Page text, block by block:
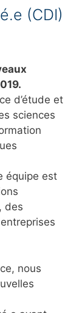
(CDI)
d’étude et
sciences
équipe est
des
nous